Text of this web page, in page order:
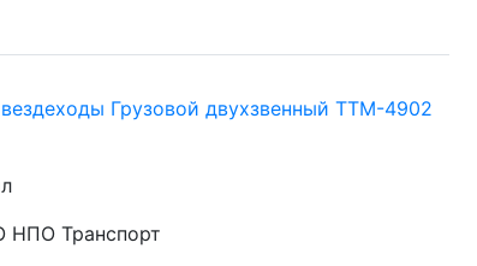
Грузовой двухзвенный ТТМ-4902
НПО Транспорт